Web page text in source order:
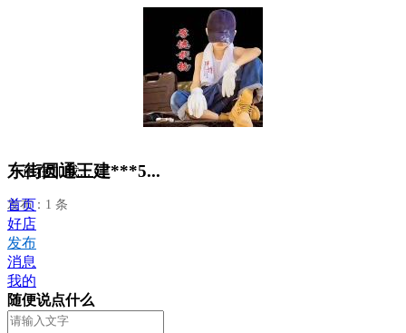
东街圆通王建***5...
发布：1 条
正在加载...
首页
好店
发布
消息
我的
随便说点什么